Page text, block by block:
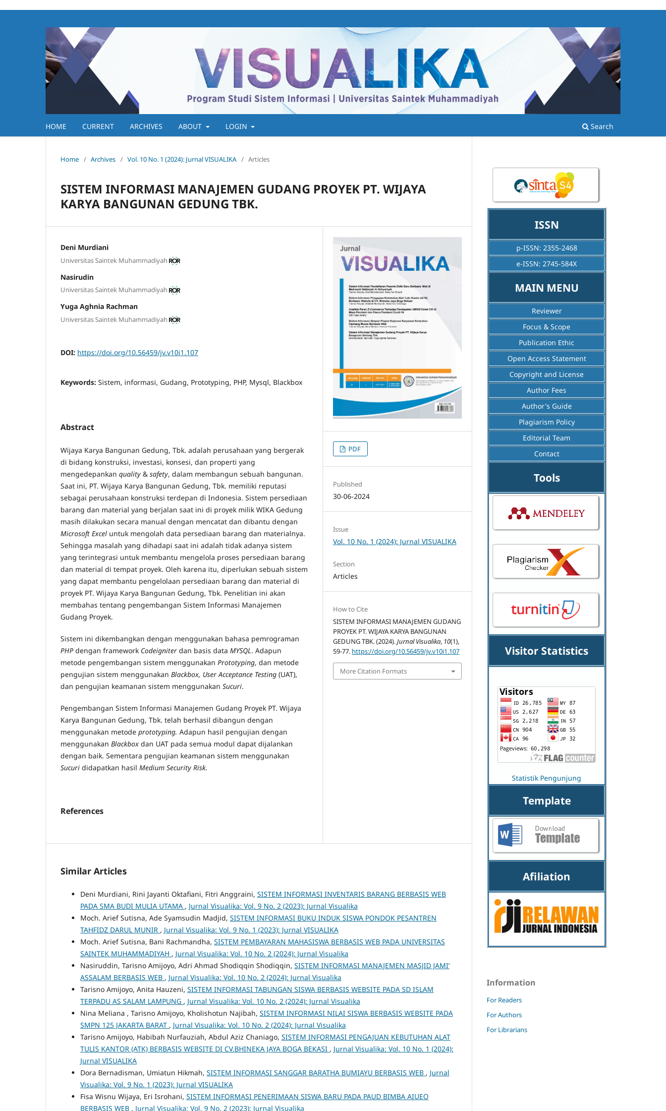
HOME CURRENT ARCHIVES ABOUT LOGIN Search
Home / Archives / Vol. 10 No. 1 (2024): Jurnal VISUALIKA / Articles
SISTEM INFORMASI MANAJEMEN GUDANG PROYEK PT. WIJAYA
KARYA BANGUNAN GEDUNG TBK.
Deni Murdiani
Universitas Saintek Muhammadiyah
Nasirudin
Universitas Saintek Muhammadiyah
Yuga Aghnia Rachman
Universitas Saintek Muhammadiyah
DOI: https://doi.org/10.56459/jv.v10i1.107
Keywords: Sistem, informasi, Gudang, Prototyping, PHP, Mysql, Blackbox
Abstract
Wijaya Karya Bangunan Gedung, Tbk. adalah perusahaan yang bergerak
di bidang konstruksi, investasi, konsesi, dan properti yang
mengedepankan quality & safety, dalam membangun sebuah bangunan.
Saat ini, PT. Wijaya Karya Bangunan Gedung, Tbk. memiliki reputasi
sebagai perusahaan konstruksi terdepan di Indonesia. Sistem persediaan
barang dan material yang berjalan saat ini di proyek milik WIKA Gedung
masih dilakukan secara manual dengan mencatat dan dibantu dengan
Microsoft Excel untuk mengolah data persediaan barang dan materialnya.
Sehingga masalah yang dihadapi saat ini adalah tidak adanya sistem
yang terintegrasi untuk membantu mengelola proses persediaan barang
dan material di tempat proyek. Oleh karena itu, diperlukan sebuah sistem
yang dapat membantu pengelolaan persediaan barang dan material di
proyek PT. Wijaya Karya Bangunan Gedung, Tbk. Penelitian ini akan
membahas tentang pengembangan Sistem Informasi Manajemen
Gudang Proyek.
Sistem ini dikembangkan dengan menggunakan bahasa pemrograman
PHP dengan framework Codeigniter dan basis data MYSQL. Adapun
metode pengembangan sistem menggunakan Prototyping, dan metode
pengujian sistem menggunakan Blackbox, User Acceptance Testing (UAT),
dan pengujian keamanan sistem menggunakan Sucuri.
Pengembangan Sistem Informasi Manajemen Gudang Proyek PT. Wijaya
Karya Bangunan Gedung, Tbk. telah berhasil dibangun dengan
menggunakan metode prototyping. Adapun hasil pengujian dengan
menggunakan Blackbox dan UAT pada semua modul dapat dijalankan
dengan baik. Sementara pengujian keamanan sistem menggunakan
Sucuri didapatkan hasil Medium Security Risk.
References
PDF
Published
30-06-2024
Issue
Vol. 10 No. 1 (2024): Jurnal VISUALIKA
Section
Articles
How to Cite
SISTEM INFORMASI MANAJEMEN GUDANG
PROYEK PT. WIJAYA KARYA BANGUNAN
GEDUNG TBK. (2024).Jurnal Visualika, 10(1),
59-77. https://doi.org/10.56459/jv.v10i1.107
More Citation Formats
Similar Articles
Deni Murdiani, Rini Jayanti Oktafiani, Fitri Anggraini, SISTEM INFORMASI INVENTARIS BARANG BERBASIS WEB
PADA SMA BUDI MULIA UTAMA , Jurnal Visualika: Vol. 9 No. 2 (2023): Jurnal Visualika
Moch. Arief Sutisna, Ade Syamsudin Madjid, SISTEM INFORMASI BUKU INDUK SISWA PONDOK PESANTREN
TAHFIDZ DARUL MUNIR , Jurnal Visualika: Vol. 9 No. 1 (2023): Jurnal VISUALIKA
Moch. Arief Sutisna, Bani Rachmandha, SISTEM PEMBAYARAN MAHASISWA BERBASIS WEB PADA UNIVERSITAS
SAINTEK MUHAMMADIYAH , Jurnal Visualika: Vol. 10 No. 2 (2024): Jurnal Visualika
Nasiruddin, Tarisno Amijoyo, Adri Ahmad Shodiqqin Shodiqqin, SISTEM INFORMASI MANAJEMEN MASJID JAMI’
ASSALAM BERBASIS WEB , Jurnal Visualika: Vol. 10 No. 2 (2024): Jurnal Visualika
Tarisno Amijoyo, Anita Hauzeni, SISTEM INFORMASI TABUNGAN SISWA BERBASIS WEBSITE PADA SD ISLAM
TERPADU AS SALAM LAMPUNG , Jurnal Visualika: Vol. 10 No. 2 (2024): Jurnal Visualika
Nina Meliana , Tarisno Amijoyo, Kholishotun Najibah, SISTEM INFORMASI NILAI SISWA BERBASIS WEBSITE PADA
SMPN 125 JAKARTA BARAT , Jurnal Visualika: Vol. 10 No. 2 (2024): Jurnal Visualika
Tarisno Amijoyo, Habibah Nurfauziah, Abdul Aziz Chaniago, SISTEM INFORMASI PENGAJUAN KEBUTUHAN ALAT
TULIS KANTOR (ATK) BERBASIS WEBSITE DI CV.BHINEKA JAYA BOGA BEKASI , Jurnal Visualika: Vol. 10 No. 1 (2024):
Jurnal VISUALIKA
Dora Bernadisman, Umiatun Hikmah, SISTEM INFORMASI SANGGAR BARATHA BUMIAYU BERBASIS WEB , Jurnal
Visualika: Vol. 9 No. 1 (2023): Jurnal VISUALIKA
Fisa Wisnu Wijaya, Eri Isrohani, SISTEM INFORMASI PENERIMAAN SISWA BARU PADA PAUD BIMBA AIUEO
BERBASIS WEB , Jurnal Visualika: Vol. 9 No. 2 (2023): Jurnal Visualika
ISSN
p-ISSN: 2355-2468
e-ISSN: 2745-584X
MAIN MENU
Reviewer
Focus & Scope
Publication Ethic
Open Access Statement
Copyright and License
Author Fees
Author's Guide
Plagiarism Policy
Editorial Team
Contact
Tools
Visitor Statistics
Statistik Pengunjung
Template
Afiliation
Information
For Readers
For Authors
For Librarians